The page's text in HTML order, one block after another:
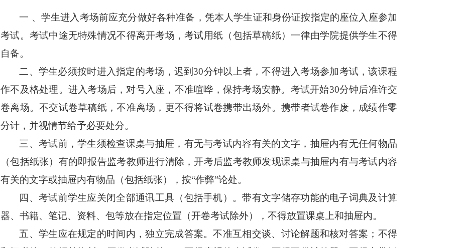
一 、学生进入考场前应充分做好各种准备，凭本人学生证和身份证按指定的座位入座参加
考试。考试中途无特殊情况不得离开考场，考试用纸（包括草稿纸）一律由学院提供学生不得
自备。
二、学生必须按时进入指定的考场，迟到30分钟以上者，不得进入考场参加考试，该课程
作不及格处理。进入考场后，对号入座，不准喧哗，保持考场安静。考试开始30分钟后准许交
卷离场。不交试卷草稿纸，不准离场，更不得将试卷携带出场外。携带者试卷作废，成绩作零
分计，并视情节给予必要处分。
三、考试前，学生须检查课桌与抽屉，有无与考试内容有关的文字，抽屉内有无任何物品
（包括纸张）有的即报告监考教师进行清除，开考后监考教师发现课桌与抽屉内有与考试内容
有关的文字或抽屉内有物品（包括纸张），按“作弊”论处。
四、考试前学生应关闭全部通讯工具（包括手机）。带有文字储存功能的电子词典及计算
器、书籍、笔记、资料、包等放在指定位置（开卷考试除外），不得放置课桌上和抽屉内。
五、学生应在规定的时间内，独立完成答案。不准互相交谈、讨论解题和核对答案；不得